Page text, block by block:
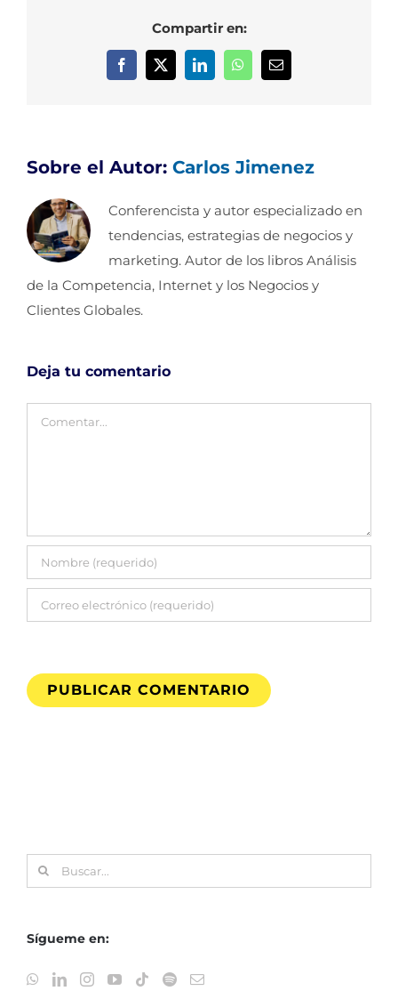
Compartir en:
Facebook
X LinkedInWhatsAppCorreo
Sobre el Autor: Carlos Jimenez
Conferencista y autor especializado en
tendencias, estrategias de negocios y
marketing. Autor de los libros Análisis
de la Competencia, Internet y los Negocios y
Clientes Globales.
Deja tu comentario
Comentar
Buscar:
Sígueme en: